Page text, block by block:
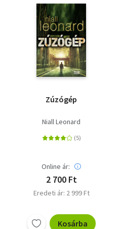
Zúzógép
Niall Leonard
Online ár:
2 700 Ft
Eredeti ár: 2 999 Ft
Kosárba